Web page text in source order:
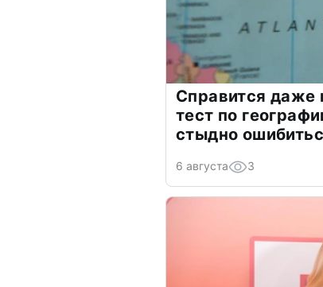
Справится даже
тест по
стыдно
6 августа 3